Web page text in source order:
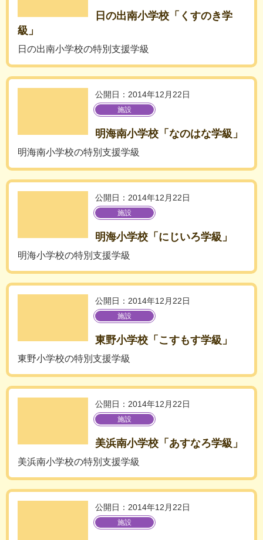
日の出南小学校「くすのき学
級」
日の出南小学校の特別支援学級
公開日：2014年12月22日
施設
明海南小学校「なのはな学級」
明海南小学校の特別支援学級
公開日：2014年12月22日
施設
明海小学校「にじいろ学級」
明海小学校の特別支援学級
公開日：2014年12月22日
施設
東野小学校「こすもす学級」
東野小学校の特別支援学級
公開日：2014年12月22日
施設
美浜南小学校「あすなろ学級」
美浜南小学校の特別支援学級
公開日：2014年12月22日
施設